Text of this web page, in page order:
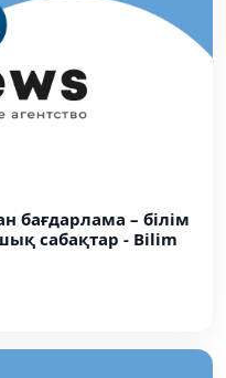
бағдарлама – білім
сабақтар - Bilim